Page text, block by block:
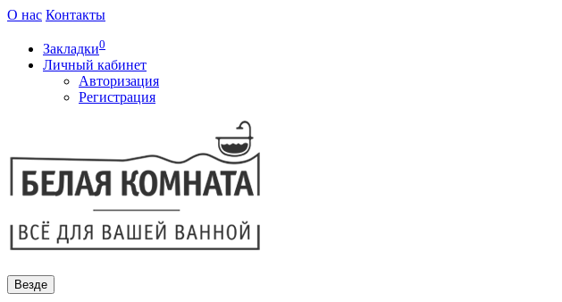
О нас Контакты
Закладки0
Личный кабинет
Авторизация
Регистрация
Везде